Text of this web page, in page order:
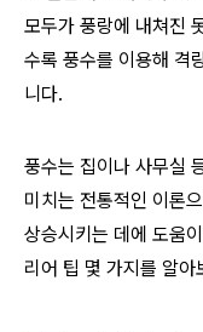
모두가 풍랑에 내쳐진
수록 풍수를 이용해 격
니다.
풍수는 집이나 사무실
미치는 전통적인 이론
상승시키는 데에 도움
리어 팁 몇 가지를 알아